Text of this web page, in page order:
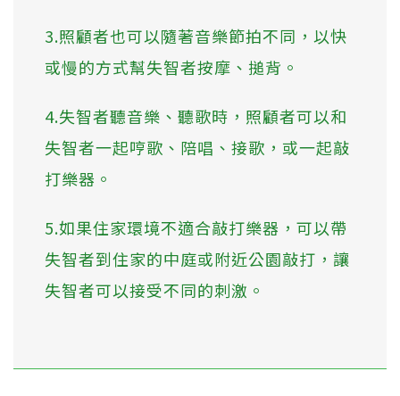
3.照顧者也可以隨著音樂節拍不同，以快
或慢的方式幫失智者按摩、搥背。
4.失智者聽音樂、聽歌時，照顧者可以和
失智者一起哼歌、陪唱、接歌，或一起敲
打樂器。
5.如果住家環境不適合敲打樂器，可以帶
失智者到住家的中庭或附近公園敲打，讓
失智者可以接受不同的刺激。